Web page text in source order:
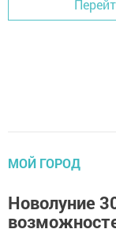
МОЙ ГОРОД
Новолуние